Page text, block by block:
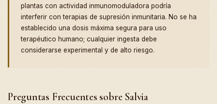
plantas con actividad inmunomoduladora podría
interferir con terapias de supresión inmunitaria. No se ha
establecido una dosis máxima segura para uso
terapéutico humano; cualquier ingesta debe
considerarse experimental y de alto riesgo.
Preguntas Frecuentes sobre Salvia